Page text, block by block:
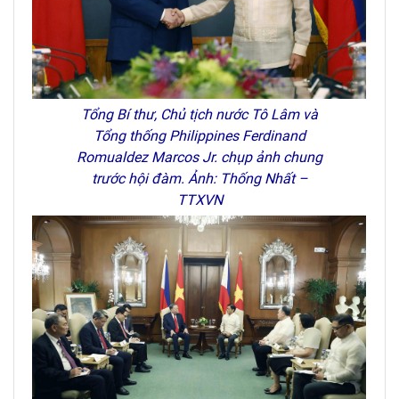
Tổng Bí thư, Chủ tịch nước Tô Lâm và
Tổng thống Philippines Ferdinand
Romualdez Marcos Jr. chụp ảnh chung
trước hội đàm. Ảnh: Thống Nhất –
TTXVN